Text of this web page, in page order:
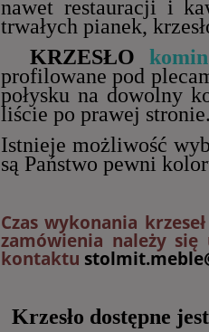
nawet restauracji i
trwałych pianek,
KRZESŁO
profilowane pod
połysku na dowolny
liście po prawej stronie.
Istnieje możliwość
są Państwo pewni
Czas wykonania
zamówienia należy
kontaktu
Krzesło dostępne